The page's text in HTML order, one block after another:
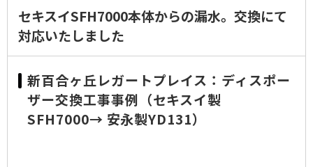
プライバシーポリシー
特定商取引に関する表示
簡単設置判定シミュレーション
ディスポラボ
セキスイSFH7000本体からの漏水。交換にて
対応いたしました
新百合ヶ丘レガートプレイス：ディスポー
ザー交換工事事例（セキスイ製
SFH7000→ 安永製YD131）